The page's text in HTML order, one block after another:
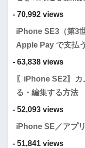
- 70,992 views
iPhone SE3（第3
Apple Pay で支払
- 63,838 views
〖iPhone SE2〗
る・編集する方法
- 52,093 views
iPhone SE／アプ
- 51,841 views